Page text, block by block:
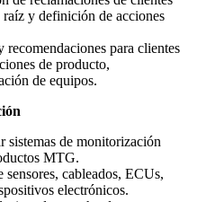
raíz y definición de acciones
recomendaciones para clientes
de producto,
de equipos.
sistemas de monitorización
MTG.
cableados, ECUs,
electrónicos.